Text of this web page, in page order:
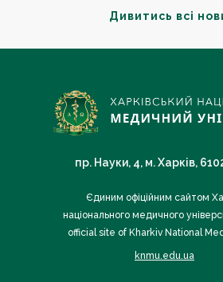
Дивитись всі
пр. Науки, 4, м. Харків,
Єдиним офіційним сайтом
національного медичного
official site of Kharkiv National
knmu.edu.ua